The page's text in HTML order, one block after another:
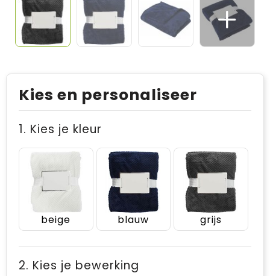
Kies en personaliseer
1. Kies je kleur
beige blauw grijs
2. Kies je bewerking